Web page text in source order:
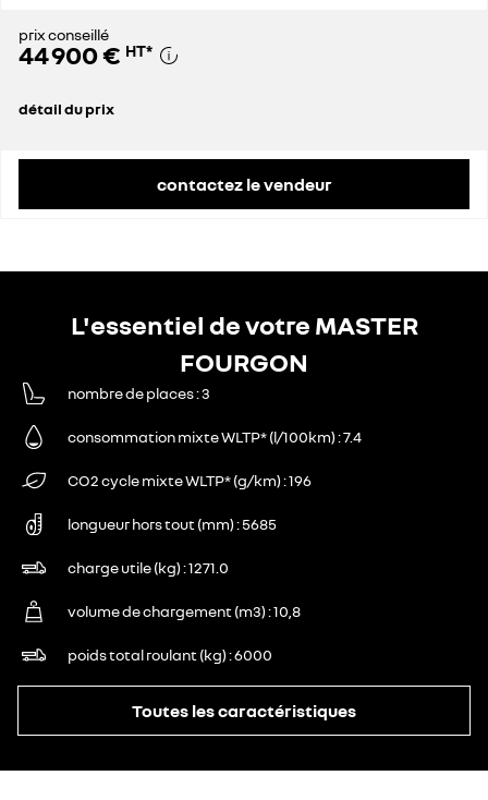
prix conseillé
44 900 € HT*
détail du prix
contactez le vendeur
L'essentiel de votre MASTER
FOURGON
nombre de places 3
consommation mixte WLTP* (l/100km) 7.4
CO2 cycle mixte WLTP* (g/km) 196
longueur hors tout (mm) 5685
charge utile (kg) 1271.0
volume de chargement (m3) 10,8
poids total roulant (kg) 6000
Toutes les caractéristiques